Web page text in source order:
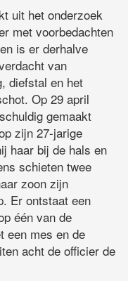
uit het onderzoek
met voorbedachten
is er derhalve
van
diefstal en het
Op 29 april
gemaakt
zijn 27-jarige
haar bij de hals en
schieten twee
zoon zijn
Er ontstaat een
één van de
een mes en de
acht de officier de